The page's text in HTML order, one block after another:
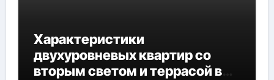
Характеристики
двухуровневых квартир со
вторым светом и террасой в